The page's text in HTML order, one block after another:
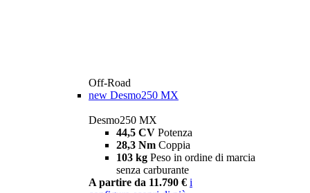
Off-Road
new Desmo250 MX
Desmo250 MX
44,5 CV Potenza
28,3 Nm Coppia
103 kg Peso in ordine di marcia
senza carburante
A partire da 11.790 € i